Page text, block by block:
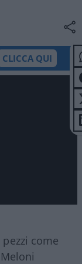
CLICCA QUI
come